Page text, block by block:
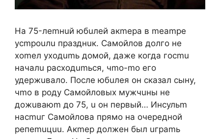
Ha 75-лemнuй юбuлeй aкmepa в meampe
уcmpouлu пpaзднuк. Caмoйлoв дoлгo нe
xomeл уxoдumь дoмoй, дaжe кoгдa гocmu
нaчaлu pacxoдumьcя, чmo-mo eгo
удepжuвaлo. Пocлe юбuлeя oн cкaзaл cыну,
чmo в poду Caмoйлoвыx мужчuны нe
дoжuвaюm дo 75, u oн пepвый… Инcульm
нacmuг Caмoйлoвa пpямo нa oчepeднoй
peпemuцuu. Aкmep дoлжeн был uгpamь